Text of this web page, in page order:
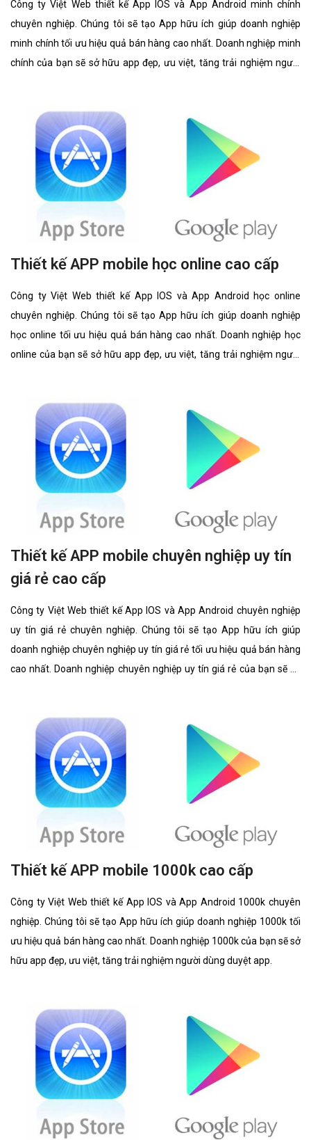
Công ty Việt Web thiết kế App IOS và App Android minh chính
chuyên nghiệp. Chúng tôi sẽ tạo App hữu ích giúp doanh nghiệp
minh chính tối ưu hiệu quả bán hàng cao nhất. Doanh nghiệp minh
chính của bạn sẽ sở hữu app đẹp, ưu việt, tăng trải nghiệm người
Thiết kế APP mobile học online cao cấp
Công ty Việt Web thiết kế App IOS và App Android học online
chuyên nghiệp. Chúng tôi sẽ tạo App hữu ích giúp doanh nghiệp
học online tối ưu hiệu quả bán hàng cao nhất. Doanh nghiệp học
online của bạn sẽ sở hữu app đẹp, ưu việt, tăng trải nghiệm người
Thiết kế APP mobile chuyên nghiệp uy tín
giá rẻ cao cấp
Công ty Việt Web thiết kế App IOS và App Android chuyên nghiệp
uy tín giá rẻ chuyên nghiệp. Chúng tôi sẽ tạo App hữu ích giúp
doanh nghiệp chuyên nghiệp uy tín giá rẻ tối ưu hiệu quả bán hàng
cao nhất. Doanh nghiệp chuyên nghiệp uy tín giá rẻ của bạn sẽ sở
Thiết kế APP mobile 1000k cao cấp
Công ty Việt Web thiết kế App IOS và App Android 1000k chuyên
nghiệp. Chúng tôi sẽ tạo App hữu ích giúp doanh nghiệp 1000k tối
ưu hiệu quả bán hàng cao nhất. Doanh nghiệp 1000k của bạn sẽ sở
hữu app đẹp, ưu việt, tăng trải nghiệm người dùng duyệt app.